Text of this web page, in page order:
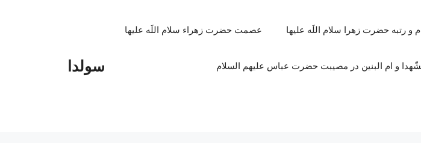
سولدا
و رتبه حضرت زهرا سلام اللَه علیها عصمت حضرت زهراء سلام اللَه علیها
و ام البنین در مصیبت حضرت عباس علیهم السلام